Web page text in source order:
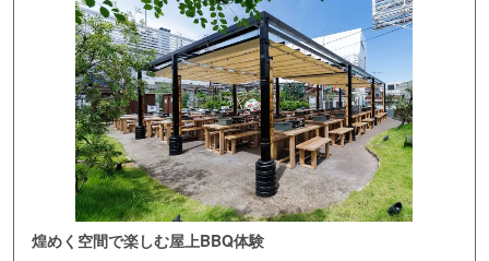
煌めく空間で楽しむ屋上BBQ体験